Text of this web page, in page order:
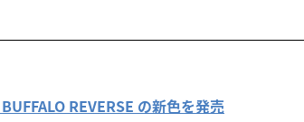
REVERSE の新色を発売